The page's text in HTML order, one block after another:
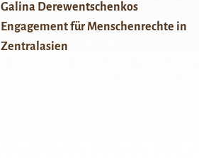
Galina Derewentschenkos
Engagement für Menschenrechte in
Zentralasien